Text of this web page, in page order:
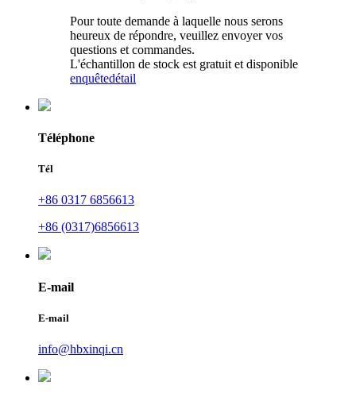
Pour toute demande à laquelle nous serons
heureux de répondre, veuillez envoyer vos
questions et commandes.
L'échantillon de stock est gratuit et disponible
enquêtedétail
Téléphone
Tél
+86 0317 6856613
+86 (0317)6856613
E-mail
E-mail
info@hbxinqi.cn